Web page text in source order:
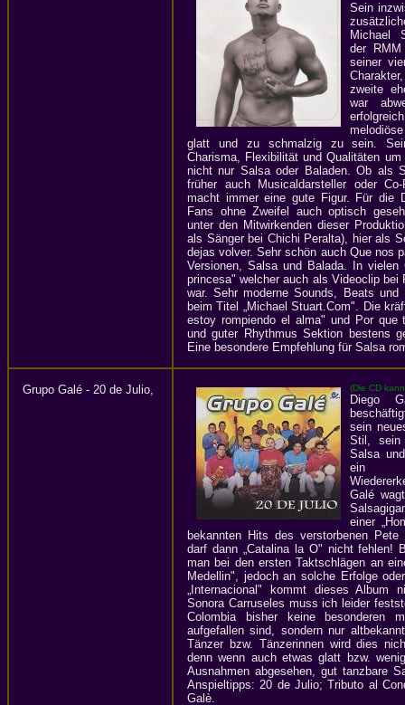
Sein
Michael
der
seiner
zweite
war
glatt und zu schmalzig zu sein.
Charisma, Flexibilität und Qualitäten
nicht nur Salsa oder Baladen. Ob als
früher auch Musicaldarsteller oder
macht immer eine gute Figur. Für die
Fans ohne Zweifel auch optisch
unter den Mitwirkenden dieser
als Sänger bei Chichi Peralta), hier als
dejas volver. Sehr schön auch Que nos
Versionen, Salsa und Balada. In vielen
princesa" welcher auch als Videoclip bei
war. Sehr moderne Sounds, Beats und
beim Titel „Michael Stuart.Com". Die
estoy rompiendo el alma" und Por
und guter Rhythmus Sektion bestens
Eine besondere Empfehlung für Salsa
Grupo Galé - 20 de Julio, (Die CD
Diego
sein
Stil, sein
Salsa
ein
Galé
einer
bekannten Hits des verstorbenen Pete
darf dann „Catalina la O" nicht fehlen!
man bei den ersten Taktschlägen an
Medellin", jedoch an solche Erfolge
„Internacional" kommt dieses Album
Sonora Carruseles muss ich leider
Colombia bisher keine besonderen
aufgefallen sind, sondern nur
Tänzer bzw. Tänzerinnen wird dies
denn wenn auch etwas glatt bzw.
Ausnahmen abgesehen, gut tanzbare
Anspieltipps: 20 de Julio; Tributo al
Galè.